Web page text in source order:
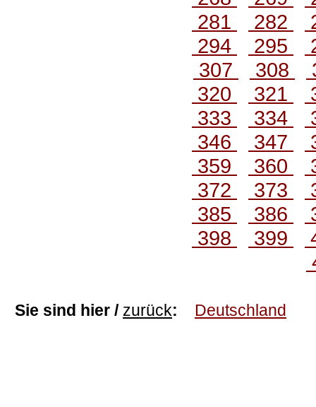
281
282
294
295
307
308
320
321
333
334
346
347
359
360
372
373
385
386
398
399
Sie sind hier / zurück: Deutschland